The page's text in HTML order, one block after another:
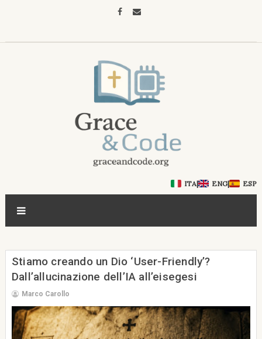
ITA| ENG| ESP
Stiamo creando un Dio ‘User-Friendly’?
Dall’allucinazione dell’IA all’eisegesi
Marco Carollo